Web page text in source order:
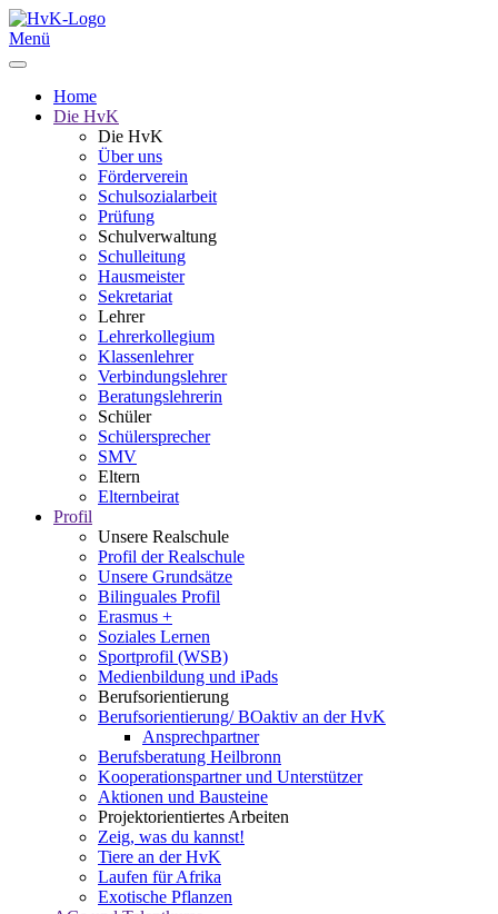
Menü
Home
Die HvK
Die HvK
Über uns
Förderverein
Schulsozialarbeit
Prüfung
Schulverwaltung
Schulleitung
Hausmeister
Sekretariat
Lehrer
Lehrerkollegium
Klassenlehrer
Verbindungslehrer
Beratungslehrerin
Schüler
Schülersprecher
SMV
Eltern
Elternbeirat
Profil
Unsere Realschule
Profil der Realschule
Unsere Grundsätze
Bilinguales Profil
Erasmus +
Soziales Lernen
Sportprofil (WSB)
Medienbildung und iPads
Berufsorientierung
Berufsorientierung/ BOaktiv an der HvK
Ansprechpartner
Berufsberatung Heilbronn
Kooperationspartner und Unterstützer
Aktionen und Bausteine
Projektorientiertes Arbeiten
Zeig, was du kannst!
Tiere an der HvK
Laufen für Afrika
Exotische Pflanzen